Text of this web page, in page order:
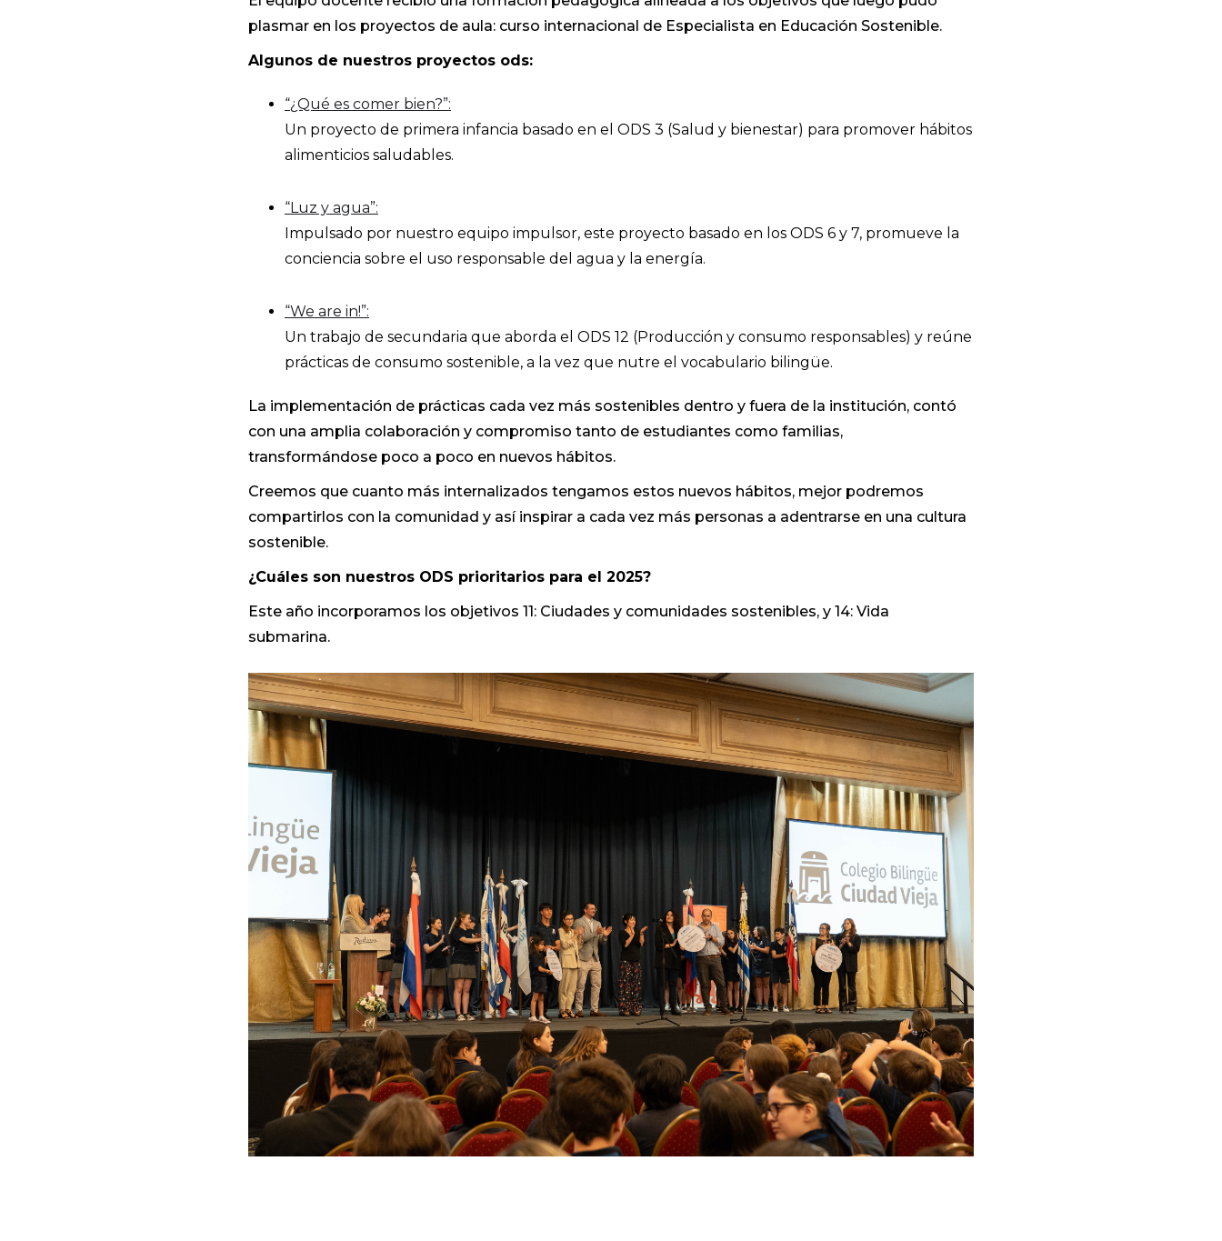
plasmar en los proyectos de aula: curso internacional de Especialista en Educación Sostenible.
Algunos de nuestros proyectos ods:
“¿Qué es comer bien?”:
Un proyecto de primera infancia basado en el ODS 3 (Salud y bienestar) para promover hábitos
alimenticios saludables.
“Luz y agua”:
Impulsado por nuestro equipo impulsor, este proyecto basado en los ODS 6 y 7, promueve la
conciencia sobre el uso responsable del agua y la energía.
“We are in!”:
Un trabajo de secundaria que aborda el ODS 12 (Producción y consumo responsables) y reúne
prácticas de consumo sostenible, a la vez que nutre el vocabulario bilingüe.
La implementación de prácticas cada vez más sostenibles dentro y fuera de la institución, contó
con una amplia colaboración y compromiso tanto de estudiantes como familias,
transformándose poco a poco en nuevos hábitos.
Creemos que cuanto más internalizados tengamos estos nuevos hábitos, mejor podremos
compartirlos con la comunidad y así inspirar a cada vez más personas a adentrarse en una cultura
sostenible.
¿Cuáles son nuestros ODS prioritarios para el 2025?
Este año incorporamos los objetivos 11: Ciudades y comunidades sostenibles, y 14: Vida
submarina.